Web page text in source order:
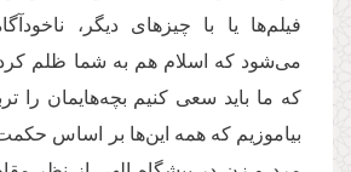
فیلم‌ها یا با چیزهای دیگر،
می‌شود که اسلام هم به شما ظلم
که ما باید سعی کنیم بچه‌هایمان را
بیاموزیم که همه این‌ها بر اساس